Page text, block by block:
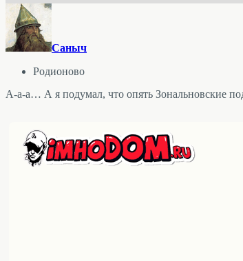
Саныч
Родионово
А-а-а… А я подумал, что опять Зональновские